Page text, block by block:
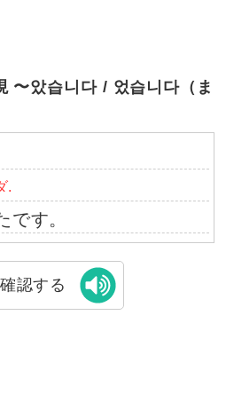
〜았습니다 / 었습니다（ま
.
です。
認する